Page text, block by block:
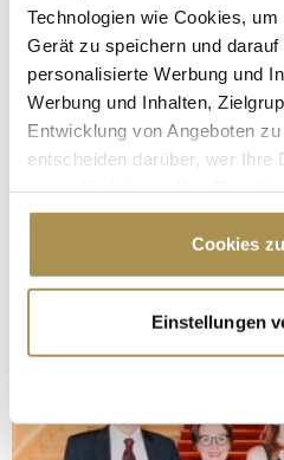
Technologien wie Cookies,
Gerät zu speichern und
personalisierte Werbung und
Werbung und Inhalten,
Entwicklung von Angeboten
entscheiden darüber, wer Ihre
Cookie-Erklärung oder durch
Trigger Symbol ändern oder
Informationen über
erfassen, welche bis auf
bestimmten Merkmalen
Cookies
Einstellungen